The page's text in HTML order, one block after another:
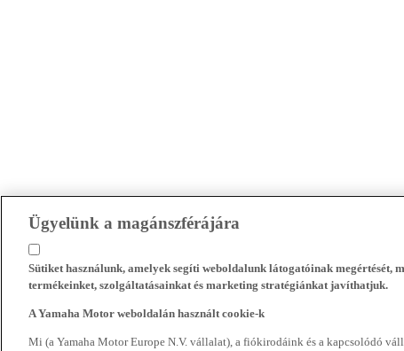
Ügyelünk a magánszférájára
Sütiket használunk, amelyek segíti weboldalunk látogatóinak megértését,
termékeinket, szolgáltatásainkat és marketing stratégiánkat javíthatjuk.
A Yamaha Motor weboldalán használt cookie-k
Mi (a Yamaha Motor Europe N.V. vállalat), a fiókirodáink és a kapcsolódó